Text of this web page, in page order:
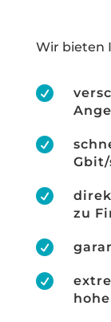
Wir bieten


Gbit/

zu

